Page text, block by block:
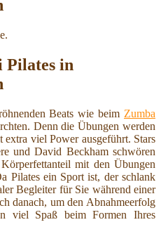
Pilates in
Beats wie beim Zumba
Denn die Übungen werden
viel Power ausgeführt. Stars
und David Beckham schwören
mit den Übungen
Pilates ein Sport ist, der schlank
Begleiter für Sie während einer
danach, um den Abnahmeerfolg
viel Spaß beim Formen Ihres